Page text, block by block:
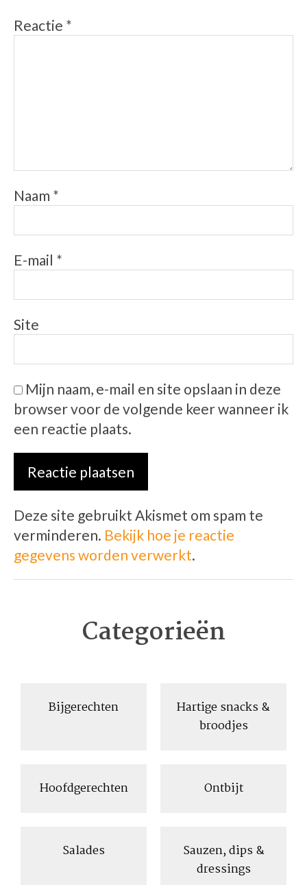
Reactie *
Naam *
E-mail *
Site
Mijn naam, e-mail en site opslaan in deze
browser voor de volgende keer wanneer ik
een reactie plaats.
Deze site gebruikt Akismet om spam te
verminderen. Bekijk hoe je reactie
gegevens worden verwerkt.
Categorieën
Bijgerechten
Hartige snacks &
broodjes
Hoofdgerechten Ontbijt
Salades
Sauzen, dips &
dressings